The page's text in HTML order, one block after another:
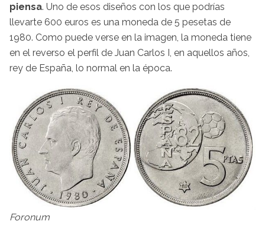
piensa. Uno de esos diseños con los que podrías
llevarte 600 euros es una moneda de 5 pesetas de
1980. Como puede verse en la imagen, la moneda tiene
en el reverso el perfil de Juan Carlos I, en aquellos años,
rey de España, lo normal en la época.
Foronum